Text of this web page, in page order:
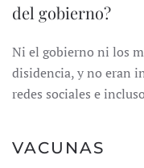
del gobierno?
Ni el gobierno ni los
disidencia, y no eran
redes sociales e
VACUNAS